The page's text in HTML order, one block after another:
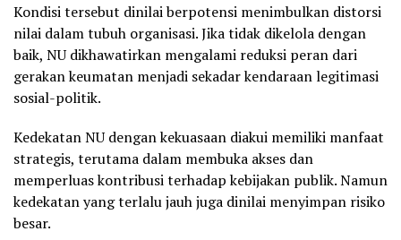
Kondisi tersebut dinilai berpotensi menimbulkan distorsi
nilai dalam tubuh organisasi. Jika tidak dikelola dengan
baik, NU dikhawatirkan mengalami reduksi peran dari
gerakan keumatan menjadi sekadar kendaraan legitimasi
sosial-politik.
Kedekatan NU dengan kekuasaan diakui memiliki manfaat
strategis, terutama dalam membuka akses dan
memperluas kontribusi terhadap kebijakan publik. Namun
kedekatan yang terlalu jauh juga dinilai menyimpan risiko
besar.